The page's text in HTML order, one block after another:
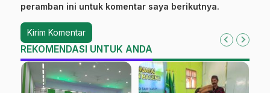
peramban ini untuk komentar saya berikutnya.
REKOMENDASI UNTUK ANDA